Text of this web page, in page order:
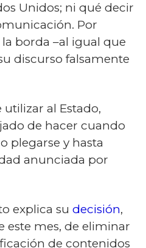
Unidos; ni qué decir
Por
borda –al igual que
discurso falsamente
utilizar al Estado,
de hacer cuando
plegarse y hasta
anunciada por
explica su decisión,
este mes, de eliminar
de contenidos